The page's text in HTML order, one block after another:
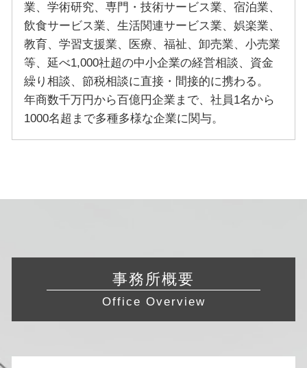
業、学術研究、専門・技術サービス業、宿泊業、
飲食サービス業、生活関連サービス業、娯楽業、
教育、学習支援業、医療、福祉、卸売業、小売業
等、延べ1,000社超の中小企業の経営相談、資金
繰り相談、節税相談に直接・間接的に携わる。
年商数千万円から百億円企業まで、社員1名から
1000名超まで多種多様な企業に関与。
事務所概要
Office Overview